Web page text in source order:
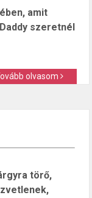
amit
szeretnél
olvasom
törő,